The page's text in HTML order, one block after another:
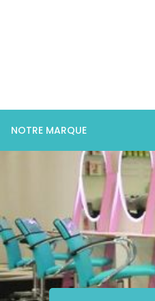
NOTRE MARQUE